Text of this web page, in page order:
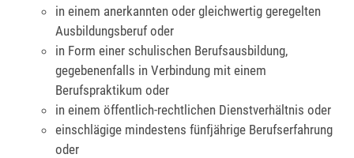
in einem anerkannten oder gleichwertig geregelten
Ausbildungsberuf oder
in Form einer schulischen Berufsausbildung,
gegebenenfalls in Verbindung mit einem
Berufspraktikum oder
in einem öffentlich-rechtlichen Dienstverhältnis oder
einschlägige mindestens fünfjährige Berufserfahrung
oder